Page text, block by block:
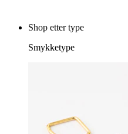
Shop etter type
Smykketype